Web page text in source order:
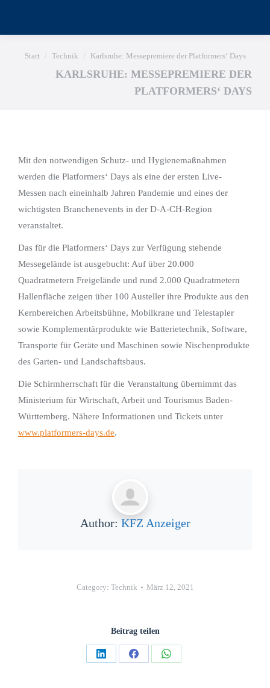
Sie befinden sich hier:
Start Technik Karlsruhe: Messepremiere der Platformers‘ Days
KARLSRUHE: MESSEPREMIERE DER
PLATFORMERS‘ DAYS
Mit den notwendigen Schutz- und Hygienemaßnahmen
werden die Platformers‘ Days als eine der ersten Live-
Messen nach eineinhalb Jahren Pandemie und eines der
wichtigsten Branchenevents in der D-A-CH-Region
veranstaltet.
Das für die Platformers‘ Days zur Verfügung stehende
Messegelände ist ausgebucht: Auf über 20.000
Quadratmetern Freigelände und rund 2.000 Quadratmetern
Hallenfläche zeigen über 100 Austeller ihre Produkte aus den
Kernbereichen Arbeitsbühne, Mobilkrane und Telestapler
sowie Komplementärprodukte wie Batterietechnik, Software,
Transporte für Geräte und Maschinen sowie Nischenprodukte
des Garten- und Landschaftsbaus.
Die Schirmherrschaft für die Veranstaltung übernimmt das
Ministerium für Wirtschaft, Arbeit und Tourismus Baden-
Württemberg. Nähere Informationen und Tickets unter
www.platformers-days.de.
Author: KFZ Anzeiger
Category: Technik März 12, 2021
Beitrag teilen